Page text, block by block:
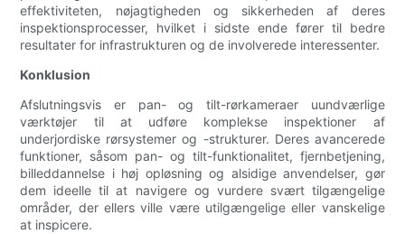
effektiviteten, nøjagtigheden og sikkerheden af ​​deres
inspektionsprocesser, hvilket i sidste ende fører til bedre
resultater for infrastrukturen og de involverede interessenter.
Konklusion
Afslutningsvis er pan- og tilt-rørkameraer uundværlige
værktøjer til at udføre komplekse inspektioner af
underjordiske rørsystemer og -strukturer. Deres avancerede
funktioner, såsom pan- og tilt-funktionalitet, fjernbetjening,
billeddannelse i høj opløsning og alsidige anvendelser, gør
dem ideelle til at navigere og vurdere svært tilgængelige
områder, der ellers ville være utilgængelige eller vanskelige
at inspicere.